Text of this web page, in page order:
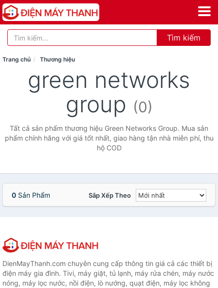
Tìm kiếm
Trang chủ Thương hiệu
green networks
group (0)
Tất cả sản phẩm thương hiệu Green Networks Group. Mua sản
phẩm chính hãng với giá tốt nhất, giao hàng tận nhà miễn phí, thu
hộ COD
0 Sản Phẩm Sắp Xếp Theo
DienMayThanh.com chuyên cung cấp thông tin giá cả các thiết bị
điện máy gia đình. Tivi, máy giặt, tủ lạnh, máy rửa chén, máy nước
nóng, máy lọc nước, nồi điện, lò nướng, quạt điện, máy lọc không